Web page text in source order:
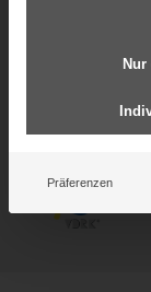
Präferenzen